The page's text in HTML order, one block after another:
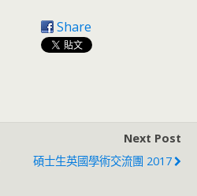
Share
Next Post
碩士生英國學術交流團 2017